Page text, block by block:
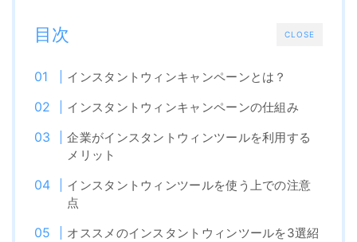
CLOSE
目次
インスタントウィンキャンペーンとは？
インスタントウィンキャンペーンの仕組み
企業がインスタントウィンツールを利用する
メリット
インスタントウィンツールを使う上での注意
点
オススメのインスタントウィンツールを3選紹